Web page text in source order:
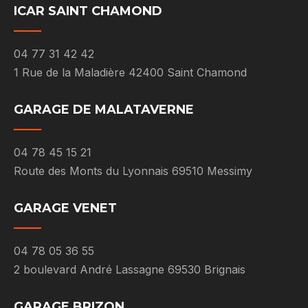
ICAR SAINT CHAMOND
04 77 31 42 42
1 Rue de la Maladière 42400 Saint Chamond
GARAGE DE MALATAVERNE
04 78 45 15 21
Route des Monts du Lyonnais 69510 Messimy
GARAGE VENET
04 78 05 36 55
2 boulevard André Lassagne 69530 Brignais